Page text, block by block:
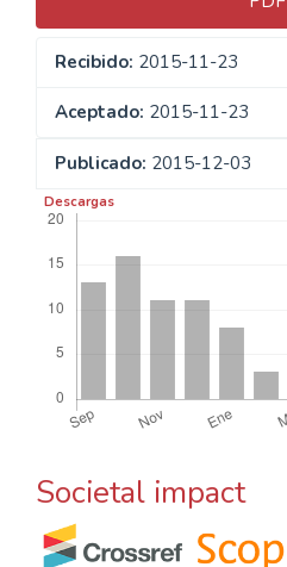
Recibido: 2015-11-23
Aceptado: 2015-11-23
Publicado: 2015-12-03
Descargas
Societal impact